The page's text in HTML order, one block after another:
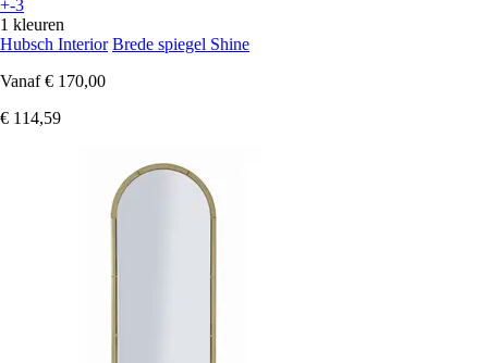
+-3
1 kleuren
Hubsch Interior Brede spiegel Shine
Vanaf € 170,00
€ 114,59